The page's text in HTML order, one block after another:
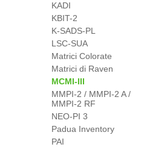
KADI
KBIT-2
K-SADS-PL
LSC-SUA
Matrici Colorate
Matrici di Raven
MCMI-III
MMPI-2 / MMPI-2 A /
MMPI-2 RF
NEO-PI 3
Padua Inventory
PAI